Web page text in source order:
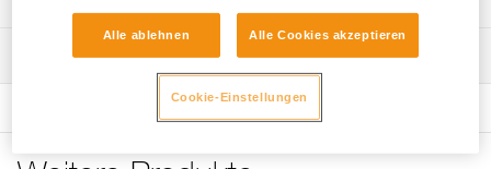
Komfortable Bauweise:
- Die ergonomisch geformten Schulterträger reduzieren
Reibungspunkte an Nacken oder Hals.
- Die schmalen, beweglichen Gurtbänder sorgen für
erhöhten Komfort und optimale Bewegungsfreiheit.
- Alle Kontaktflächen sind aus vorgeformtem Schaumstoff
arbeitende Person sich bequem fortbewegen und arbeiten
Auffangsystems.
Zertifizierung(en): CE EN 361 (mit den Sitz- und
Material: Polyamid, Polyester, Aluminium, Stahl
Gebrauchsanleitung
Das PDF herunterladen technical-notice-TOP-2
Konformitätserklärung
Wartung
Ablauf der PSA-Prüfung
Das PDF herunterladen verif-EPI-harnais-PRO-procedure-
Alle ablehnen Alle Cookies akzeptieren
Cookie-Einstellungen